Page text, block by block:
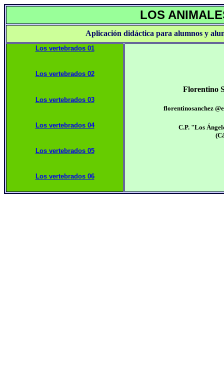
LOS
Aplicación didáctica para alumnos y
Los vertebrados 01
Los vertebrados 02
Los vertebrados 03
Los vertebrados 04
Los vertebrados 05
Los vertebrados 06
Florentino
florentinosanchez
C.P. "Los